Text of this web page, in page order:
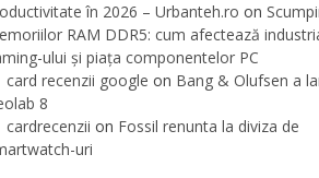
în 2026 – Urbanteh.ro on
RAM DDR5: cum afectează
ului și piața componentelor PC
card recenzii google on Bang & Olufsen a
8
cardrecenzii on Fossil renunta la diviza de
uri